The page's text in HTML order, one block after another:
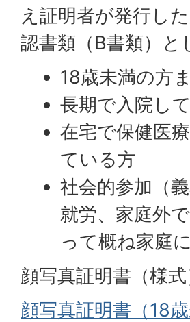
え証明者が発行し
認書類（B書類）
18歳未満の方
長期で入院し
在宅で保健医
ている方
社会的参加（
就労、家庭外
って概ね家庭
顔写真証明書（様
顔写真証明書（18